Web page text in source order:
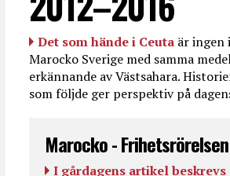
Det som hände i Ceuta är ingen
Marocko Sverige med samma
erkännande av Västsahara.
som följde ger perspektiv på
Marocko -
I gårdagens artikel beskrevs